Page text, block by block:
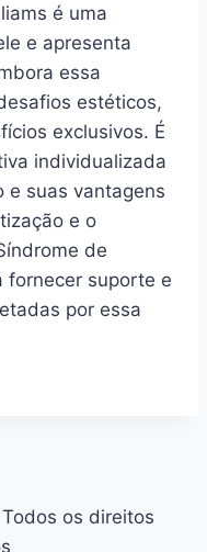
é uma
e apresenta
essa
estéticos,
exclusivos. É
individualizada
e suas vantagens
e o
de
fornecer suporte e
por essa
os direitos